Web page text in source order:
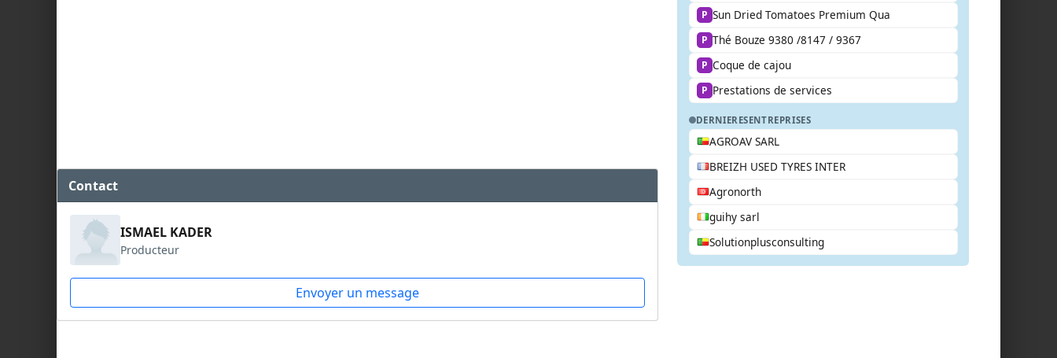
Contact
ISMAEL KADER
Producteur
Envoyer un message
P Sun Dried Tomatoes Premium Qua
P Thé Bouze 9380 /8147 / 9367
P Coque de cajou
P Prestations de services
DERNIERESENTREPRISES
AGROAV SARL
BREIZH USED TYRES INTER
Agronorth
guihy sarl
Solutionplusconsulting